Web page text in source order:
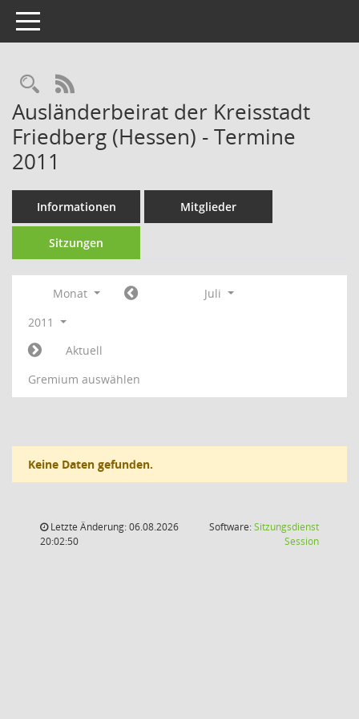
Toggle navigation
Rechercheauswahl
RSS-Feed
Ausländerbeirat der Kreisstadt
Friedberg (Hessen) - Termine
2011
Informationen Mitglieder
Sitzungen
Monat
Juli
2011
Aktuell
Gremium auswählen
Keine Daten gefunden.
Letzte Änderung: 06.08.2026
20:02:50
Software:Sitzungsdienst
Session(Wird in